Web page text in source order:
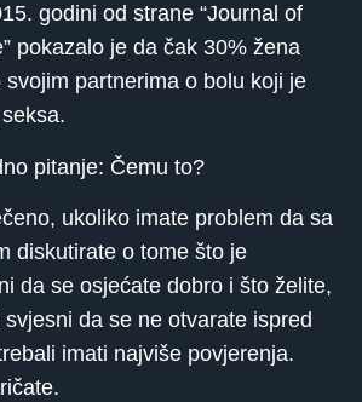
godini od strane “Journal of
pokazalo je da čak 30% žena
svojim partnerima o bolu koji je
pitanje: Čemu to?
ukoliko imate problem da sa
diskutirate o tome što je
da se osjećate dobro i što želite,
da se ne otvarate ispred
imati najviše povjerenja.